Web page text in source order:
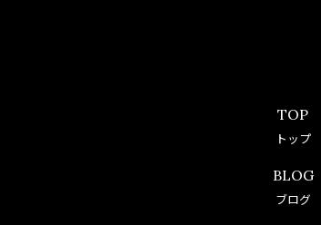
TOP
トップ
BLOG
ブログ